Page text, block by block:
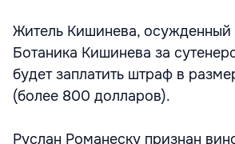
Житель Кишинева, осужденный
Ботаника Кишинева за
будет заплатить штраф в
(более 800 долларов).
Руслан Романеску признан